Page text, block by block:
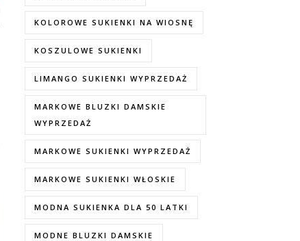
KOLOROWE SUKIENKI NA WIOSNĘ
KOSZULOWE SUKIENKI
LIMANGO SUKIENKI WYPRZEDAŻ
MARKOWE BLUZKI DAMSKIE
WYPRZEDAŻ
MARKOWE SUKIENKI WYPRZEDAŻ
MARKOWE SUKIENKI WŁOSKIE
MODNA SUKIENKA DLA 50 LATKI
MODNE BLUZKI DAMSKIE